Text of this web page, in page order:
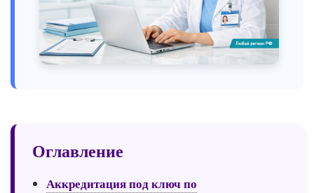
Оглавление
Аккредитация под ключ по